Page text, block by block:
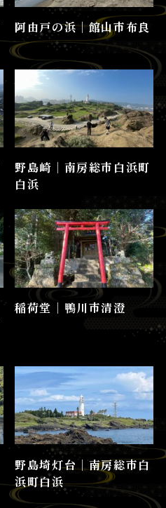
阿由戸の浜│館山市布良
野島崎│南房総市白浜町
白浜
稲荷堂│鴨川市清澄
野島埼灯台│南房総市白
浜町白浜